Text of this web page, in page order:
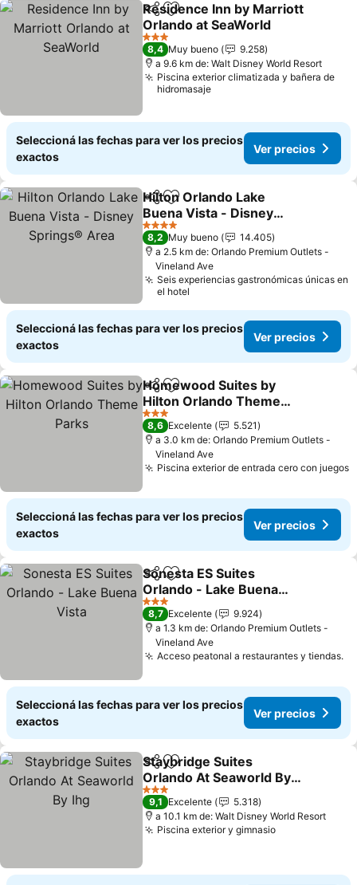
CompartirAñadir a favoritos
Residence Inn by Marriott
Orlando at SeaWorld
3 Estrellas
8,4 Muy bueno
9.258
a 9.6 km de: Walt Disney World Resort
Piscina exterior climatizada y bañera de
hidromasaje
Seleccioná las fechas para ver los precios
exactos
Ver precios
CompartirAñadir a favoritos
Hilton Orlando Lake
Buena Vista - Disney
Springs® Area
4 Estrellas
8,2 Muy bueno
14.405
a 2.5 km de: Orlando Premium Outlets -
Vineland Ave
Seis experiencias gastronómicas únicas en
el hotel
Seleccioná las fechas para ver los precios
exactos
Ver precios
CompartirAñadir a favoritos
Homewood Suites by
Hilton Orlando Theme
Parks
3 Estrellas
8,6 Excelente
5.521
a 3.0 km de: Orlando Premium Outlets -
Vineland Ave
Piscina exterior de entrada cero con juegos
Seleccioná las fechas para ver los precios
exactos
Ver precios
CompartirAñadir a favoritos
Sonesta ES Suites
Orlando - Lake Buena
Vista
3 Estrellas
8,7 Excelente
9.924
a 1.3 km de: Orlando Premium Outlets -
Vineland Ave
Acceso peatonal a restaurantes y tiendas.
Seleccioná las fechas para ver los precios
exactos
Ver precios
CompartirAñadir a favoritos
Staybridge Suites
Orlando At Seaworld By
Ihg
3 Estrellas
9,1 Excelente
5.318
a 10.1 km de: Walt Disney World Resort
Piscina exterior y gimnasio